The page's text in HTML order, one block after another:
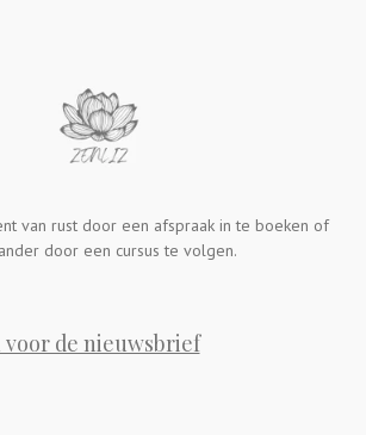
van rust door een afspraak in te boeken of
door een cursus te volgen.
de nieuwsbrief